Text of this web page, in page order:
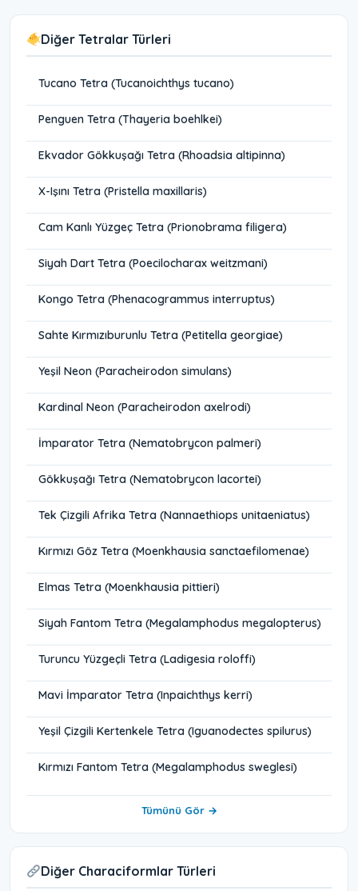
Diğer Tetralar Türleri
Tucano Tetra (Tucanoichthys tucano)
Penguen Tetra (Thayeria boehlkei)
Ekvador Gökkuşağı Tetra (Rhoadsia altipinna)
X-Işını Tetra (Pristella maxillaris)
Cam Kanlı Yüzgeç Tetra (Prionobrama filigera)
Siyah Dart Tetra (Poecilocharax weitzmani)
Kongo Tetra (Phenacogrammus interruptus)
Sahte Kırmızıburunlu Tetra (Petitella georgiae)
Yeşil Neon (Paracheirodon simulans)
Kardinal Neon (Paracheirodon axelrodi)
İmparator Tetra (Nematobrycon palmeri)
Gökkuşağı Tetra (Nematobrycon lacortei)
Tek Çizgili Afrika Tetra (Nannaethiops unitaeniatus)
Kırmızı Göz Tetra (Moenkhausia sanctaefilomenae)
Elmas Tetra (Moenkhausia pittieri)
Siyah Fantom Tetra (Megalamphodus megalopterus)
Turuncu Yüzgeçli Tetra (Ladigesia roloffi)
Mavi İmparator Tetra (Inpaichthys kerri)
Yeşil Çizgili Kertenkele Tetra (Iguanodectes spilurus)
Kırmızı Fantom Tetra (Megalamphodus sweglesi)
Tümünü Gör →
Diğer Characiformlar Türleri